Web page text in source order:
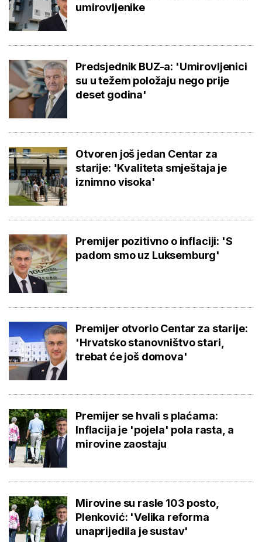
umirovljenike
Predsjednik BUZ-a: 'Umirovljenici
su u težem položaju nego prije
deset godina'
Otvoren još jedan Centar za
starije: 'Kvaliteta smještaja je
iznimno visoka'
Premijer pozitivno o inflaciji: 'S
padom smo uz Luksemburg'
Premijer otvorio Centar za starije:
'Hrvatsko stanovništvo stari,
trebat će još domova'
Premijer se hvali s plaćama:
Inflacija je 'pojela' pola rasta, a
mirovine zaostaju
Mirovine su rasle 103 posto,
Plenković: 'Velika reforma
unaprijedila je sustav'